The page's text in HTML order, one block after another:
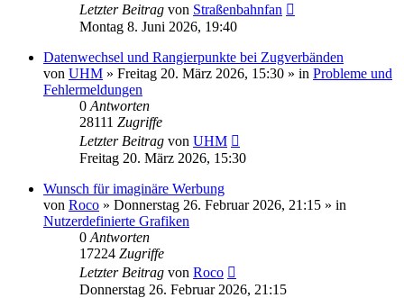
Letzter Beitrag von Straßenbahnfan
Montag 8. Juni 2026, 19:40
Datenwechsel und Rangierpunkte bei Zugverbänden
von UHM » Freitag 20. März 2026, 15:30 » in Probleme und
Fehlermeldungen
0 Antworten
28111 Zugriffe
Letzter Beitrag von UHM
Freitag 20. März 2026, 15:30
Wunsch für imaginäre Werbung
von Roco » Donnerstag 26. Februar 2026, 21:15 » in
Nutzerdefinierte Grafiken
0 Antworten
17224 Zugriffe
Letzter Beitrag von Roco
Donnerstag 26. Februar 2026, 21:15